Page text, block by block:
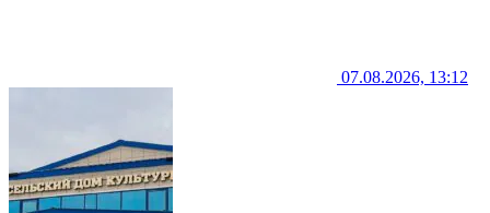
07.08.2026, 13:12